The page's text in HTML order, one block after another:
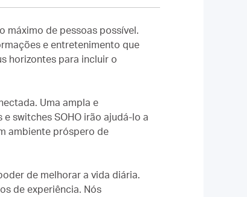
máximo de pessoas possível.
e entretenimento que
horizontes para incluir o
Uma ampla e
switches SOHO irão ajudá-lo a
ambiente próspero de
de melhorar a vida diária.
de experiência. Nós